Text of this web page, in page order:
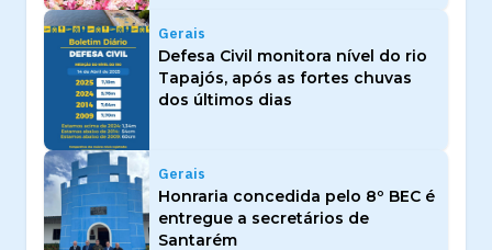
Gerais
Defesa Civil monitora nível do rio
Tapajós, após as fortes chuvas
dos últimos dias
Gerais
Honraria concedida pelo 8º BEC é
entregue a secretários de
Santarém